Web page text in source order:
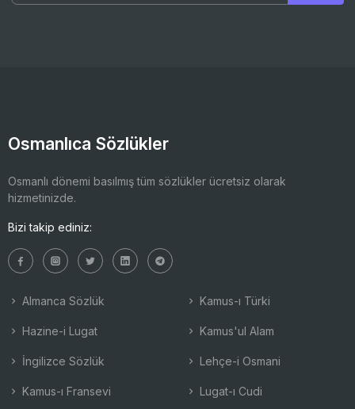
Osmanlıca Sözlükler
Osmanlı dönemi basılmış tüm sözlükler ücretsiz olarak
hizmetinizde.
Bizi takip ediniz:
Almanca Sözlük
Hazine-i Lugat
İngilizce Sözlük
Kamus-ı Fransevi
Kamus-ı Türki
Kamus'ul Alam
Lehçe-i Osmani
Lugat-ı Cudi